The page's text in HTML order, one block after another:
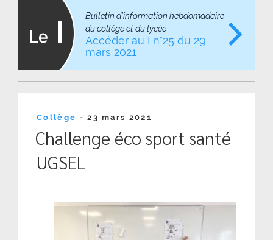
Bulletin d'information hebdomadaire
du collège et du lycée
Accéder au I n°25 du 29
mars 2021
Collège -Publié
23 mars 2021
Challenge éco sport santé
UGSEL